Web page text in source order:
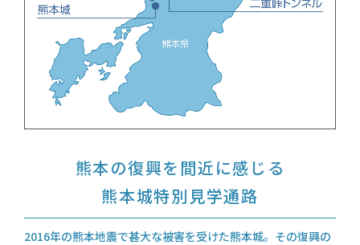
熊本の復興を間近に感じる
熊本城特別見学通路
2016年の熊本地震で甚大な被害を受けた熊本城。その復興の